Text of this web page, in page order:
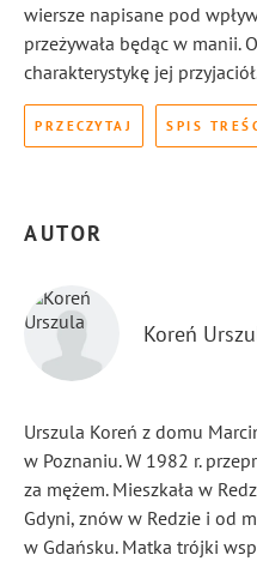
wiersze napisane pod
przeżywała będąc w manii.
charakterystykę jej
PRZECZYTAJ SPIS
AUTOR
Koreń
Urszula Koreń z domu
w Poznaniu. W 1982 r.
za mężem. Mieszkała w
Gdyni, znów w Redzie i od
w Gdańsku. Matka trójki